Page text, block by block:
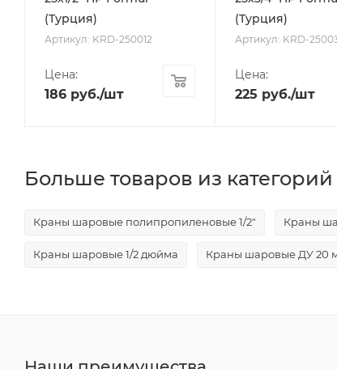
(Турция)
Артикул: KRD-250012
Цена:
186руб./шт
(Турция)
Артикул: KRD-
Цена:
225 руб./шт
Больше товаров из категорий
Краны шаровые полипропиленовые 1/2" Краны
Краны шаровые 1/2 дюйма Краны шаровые ДУ 20